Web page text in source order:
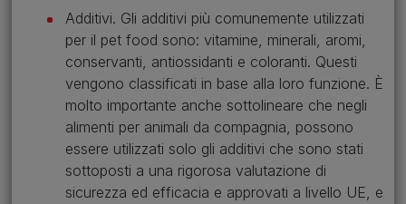
Additivi. Gli additivi più comunemente utilizzati
per il pet food sono: vitamine, minerali, aromi,
conservanti, antiossidanti e coloranti. Questi
vengono classificati in base alla loro funzione. È
molto importante anche sottolineare che negli
alimenti per animali da compagnia, possono
essere utilizzati solo gli additivi che sono stati
sottoposti a una rigorosa valutazione di
sicurezza ed efficacia e approvati a livello UE, e